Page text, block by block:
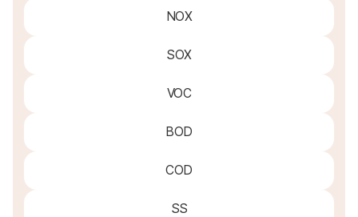
NOX
SOX
VOC
BOD
COD
SS